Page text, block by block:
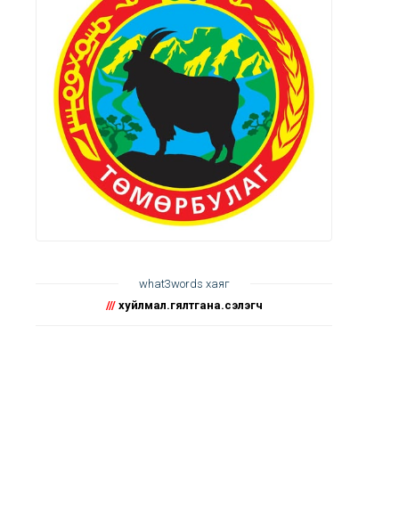
what3words хаяг
/// хуйлмал.гялтгана.сэлэгч